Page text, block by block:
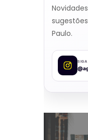
Paulo.
SIGA